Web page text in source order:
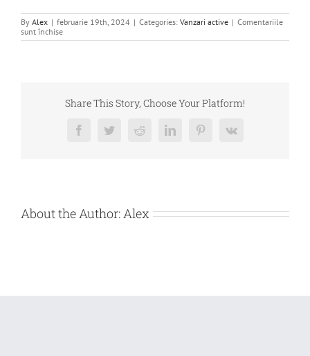
By Alex | februarie 19th, 2024 | Categories: Vanzari active | Comentariile
sunt închisepentru
DE
WAY
SRL
Share This Story, Choose Your Platform!
FacebookTwitterRedditLinkedInPinterest
Vk
About the Author: Alex